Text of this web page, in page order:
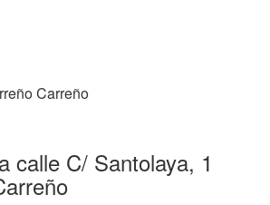
Carreño
calle C/ Santolaya, 1